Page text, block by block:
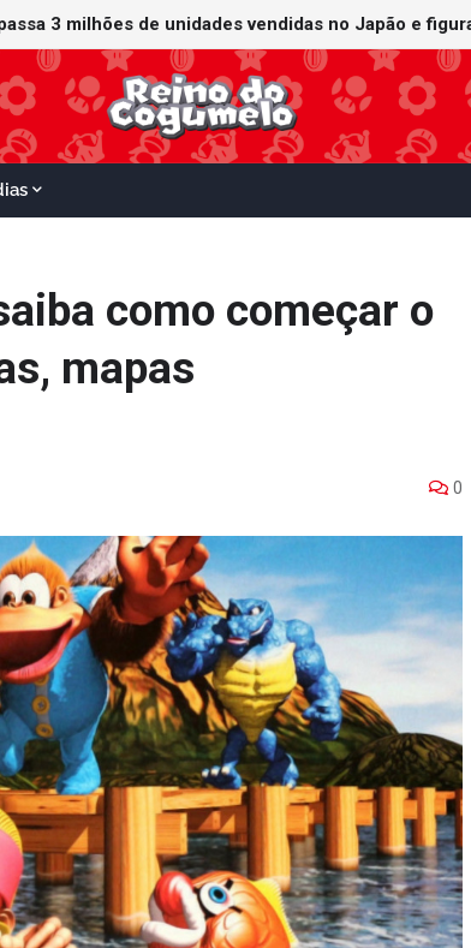
no Nintendo Switch 2; Super Mario Mash-Up
como começar o
mapas
0